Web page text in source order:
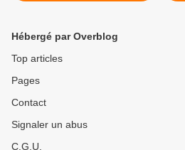
Hébergé par Overblog
Top articles
Pages
Contact
Signaler un abus
C.G.U.